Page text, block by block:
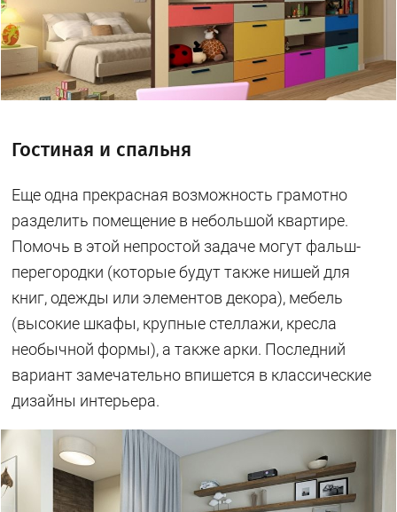
Гостиная и спальня
Еще одна прекрасная возможность грамотно
разделить помещение в небольшой квартире.
Помочь в этой непростой задаче могут фальш-
перегородки (которые будут также нишей для
книг, одежды или элементов декора), мебель
(высокие шкафы, крупные стеллажи, кресла
необычной формы), а также арки. Последний
вариант замечательно впишется в классические
дизайны интерьера.